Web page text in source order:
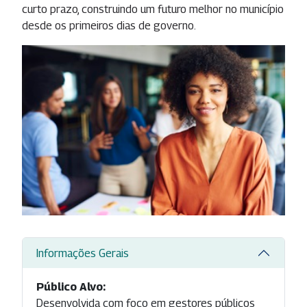
curto prazo, construindo um futuro melhor no município
desde os primeiros dias de governo.
Informações Gerais
Público Alvo:
Desenvolvida com foco em gestores públicos